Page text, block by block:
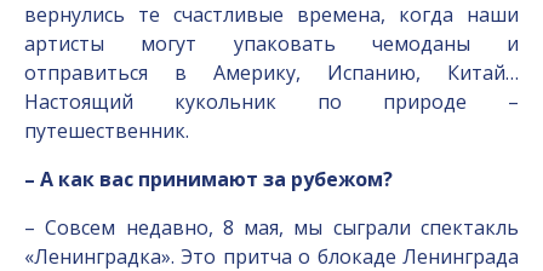
вернулись те счастливые времена, когда наши
артисты могут упаковать чемоданы и
отправиться в Америку, Испанию, Китай…
Настоящий кукольник по природе –
путешественник.
– А как вас принимают за рубежом?
– Совсем недавно, 8 мая, мы сыграли спектакль
«Ленинградка». Это притча о блокаде Ленинграда